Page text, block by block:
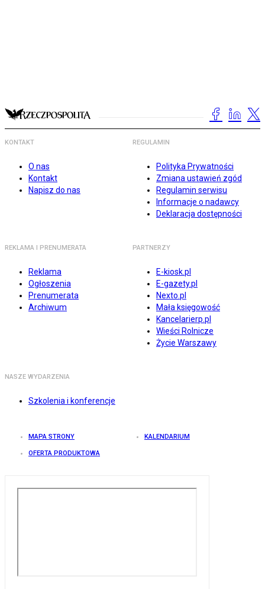
KONTAKT
O nas
Kontakt
Napisz do nas
REGULAMIN
Polityka Prywatności
Zmiana ustawień zgód
Regulamin serwisu
Informacje o nadawcy
Deklaracja dostępności
REKLAMA I PRENUMERATA
Reklama
Ogłoszenia
Prenumerata
Archiwum
PARTNERZY
E-kiosk.pl
E-gazety.pl
Nexto.pl
Mała księgowość
Kancelarierp.pl
Wieści Rolnicze
Życie Warszawy
NASZE WYDARZENIA
Szkolenia i konferencje
MAPA STRONY KALENDARIUM
OFERTA PRODUKTOWA